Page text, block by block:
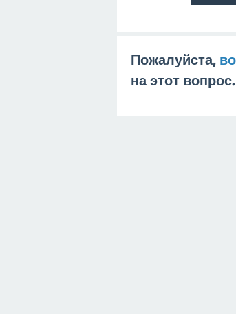
Пожалуйста,
на этот вопрос.